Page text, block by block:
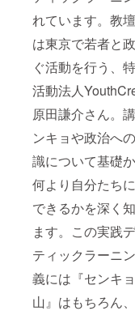
れています。教
は東京で若者と
ぐ活動を行う、
活動法人
原田謙介さん。
ンキョや政治へ
識について基礎か
何より自分たち
できるかを深く
ます。この実践
ティックラーニ
義には『センキ
山』はもちろん